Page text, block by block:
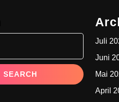
Juli
Juni
Mai
April